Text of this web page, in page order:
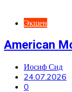
Экшен
American
Иосиф Сид
24.07.2026
0